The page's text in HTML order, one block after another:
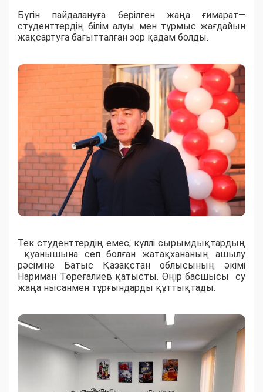
Бүгін пайдалануға берілген жаңа ғимарат—
студенттердің білім алуы мен тұрмыс жағдайын
жақсартуға бағытталған зор қадам болды.
Тек студенттердің емес, күллі сырымдықтардың
қуанышына сеп болған жатақхананың ашылу
рәсіміне Батыс Қазақстан облысының әкімі
Нариман Төреғалиев қатысты. Өңір басшысы су
жаңа нысанмен тұрғындарды құттықтады.